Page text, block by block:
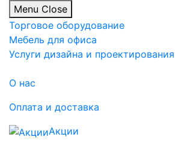
Menu Close
Торговое оборудование
Мебель для офиса
Услуги дизайна и проектирования
О нас
Оплата и доставка
Акции